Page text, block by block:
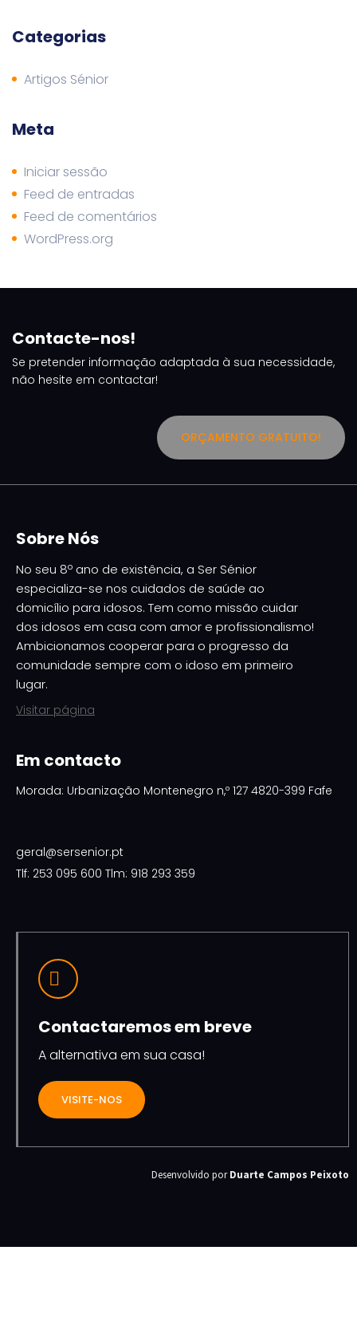
Categorias
Artigos Sénior
Meta
Iniciar sessão
Feed de entradas
Feed de comentários
WordPress.org
Contacte-nos!
Se pretender informação adaptada à sua necessidade,
não hesite em contactar!
ORÇAMENTO GRATUITO!
Sobre Nós
No seu 8º ano de existência, a Ser Sénior
especializa-se nos cuidados de saúde ao
domicílio para idosos. Tem como missão cuidar
dos idosos em casa com amor e profissionalismo!
Ambicionamos cooperar para o progresso da
comunidade sempre com o idoso em primeiro
lugar.
Visitar página
Em contacto
Morada: Urbanização Montenegro n,º 127 4820-399 Fafe
geral@sersenior.pt
Tlf: 253 095 600 Tlm: 918 293 359
Contactaremos em breve
A alternativa em sua casa!
VISITE-NOS
Desenvolvido porDuarte Campos Peixoto